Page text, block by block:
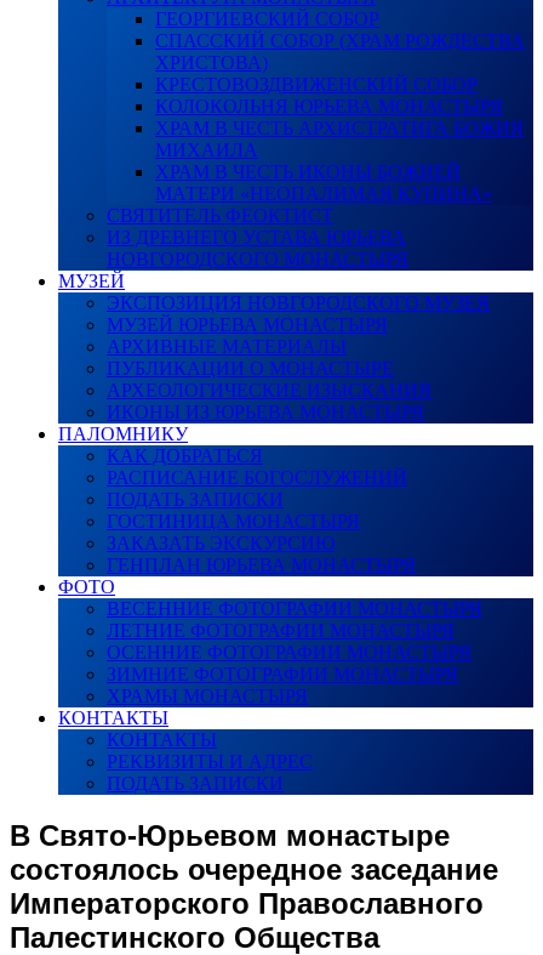
ГЕОРГИЕВСКИЙ СОБОР
СПАССКИЙ СОБОР (ХРАМ РОЖДЕСТВА
ХРИСТОВА)
КРЕСТОВОЗДВИЖЕНСКИЙ СОБОР
КОЛОКОЛЬНЯ ЮРЬЕВА МОНАСТЫРЯ
ХРАМ В ЧЕСТЬ АРХИСТРАТИГА БОЖИЯ
МИХАИЛА
ХРАМ В ЧЕСТЬ ИКОНЫ БОЖИЕЙ
МАТЕРИ «НЕОПАЛИМАЯ КУПИНА»
СВЯТИТЕЛЬ ФЕОКТИСТ
ИЗ ДРЕВНЕГО УСТАВА ЮРЬЕВА
НОВГОРОДСКОГО МОНАСТЫРЯ
МУЗЕЙ
ЭКСПОЗИЦИЯ НОВГОРОДСКОГО МУЗЕЯ
МУЗЕЙ ЮРЬЕВА МОНАСТЫРЯ
АРХИВНЫЕ МАТЕРИАЛЫ
ПУБЛИКАЦИИ О МОНАСТЫРЕ
АРХЕОЛОГИЧЕСКИЕ ИЗЫСКАНИЯ
ИКОНЫ ИЗ ЮРЬЕВА МОНАСТЫРЯ
ПАЛОМНИКУ
КАК ДОБРАТЬСЯ
РАСПИСАНИЕ БОГОСЛУЖЕНИЙ
ПОДАТЬ ЗАПИСКИ
ГОСТИНИЦА МОНАСТЫРЯ
ЗАКАЗАТЬ ЭКСКУРСИЮ
ГЕНПЛАН ЮРЬЕВА МОНАСТЫРЯ
ФОТО
ВЕСЕННИЕ ФОТОГРАФИИ МОНАСТЫРЯ
ЛЕТНИЕ ФОТОГРАФИИ МОНАСТЫРЯ
ОСЕННИЕ ФОТОГРАФИИ МОНАСТЫРЯ
ЗИМНИЕ ФОТОГРАФИИ МОНАСТЫРЯ
ХРАМЫ МОНАСТЫРЯ
КОНТАКТЫ
КОНТАКТЫ
РЕКВИЗИТЫ И АДРЕС
ПОДАТЬ ЗАПИСКИ
В Свято-Юрьевом монастыре
состоялось очередное заседание
Императорского Православного
Палестинского Общества